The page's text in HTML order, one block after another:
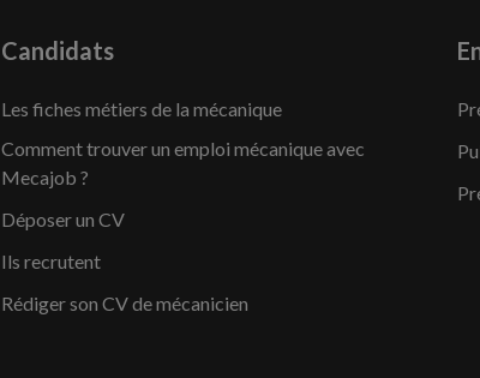
Candidats
Les fiches métiers de la mécanique
Comment trouver un emploi mécanique avec
Mecajob ?
Déposer un CV
Ils recrutent
Rédiger son CV de mécanicien